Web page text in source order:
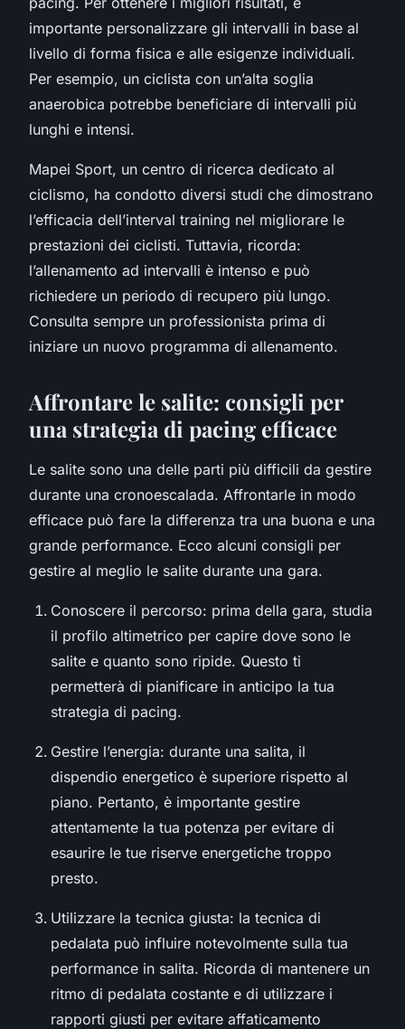
importante personalizzare gli intervalli in base al
livello di forma fisica e alle esigenze individuali.
Per esempio, un ciclista con un’alta soglia
anaerobica potrebbe beneficiare di intervalli più
lunghi e intensi.
Mapei Sport, un centro di ricerca dedicato al
ciclismo, ha condotto diversi studi che dimostrano
l’efficacia dell’interval training nel migliorare le
prestazioni dei ciclisti. Tuttavia, ricorda:
l’allenamento ad intervalli è intenso e può
richiedere un periodo di recupero più lungo.
Consulta sempre un professionista prima di
iniziare un nuovo programma di allenamento.
Affrontare le salite: consigli per
una strategia di pacing efficace
Le salite sono una delle parti più difficili da gestire
durante una cronoescalada. Affrontarle in modo
efficace può fare la differenza tra una buona e una
grande performance. Ecco alcuni consigli per
gestire al meglio le salite durante una gara.
Conoscere il percorso: prima della gara, studia
il profilo altimetrico per capire dove sono le
salite e quanto sono ripide. Questo ti
permetterà di pianificare in anticipo la tua
strategia di pacing.
Gestire l’energia: durante una salita, il
dispendio energetico è superiore rispetto al
piano. Pertanto, è importante gestire
attentamente la tua potenza per evitare di
esaurire le tue riserve energetiche troppo
presto.
Utilizzare la tecnica giusta: la tecnica di
pedalata può influire notevolmente sulla tua
performance in salita. Ricorda di mantenere un
ritmo di pedalata costante e di utilizzare i
rapporti giusti per evitare affaticamento